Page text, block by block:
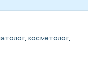
, косметолог,